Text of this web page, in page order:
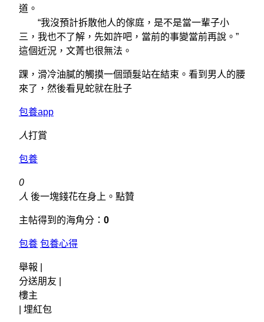
道。
“我沒預計拆散他人的傢庭，是不是當一輩子小
三，我也不了解，先如許吧，當前的事變當前再說。”
這個近況，文菁也很無法。
踝，滑冷油膩的觸摸一個頭髮站在結束。看到男人的腰
來了，然後看見蛇就在肚子
包養app
人打賞
包養
0
人 後一塊錢花在身上。點贊
主帖得到的海角分： 0
包養 包養心得
舉報 |
分送朋友 |
樓主
埋紅包